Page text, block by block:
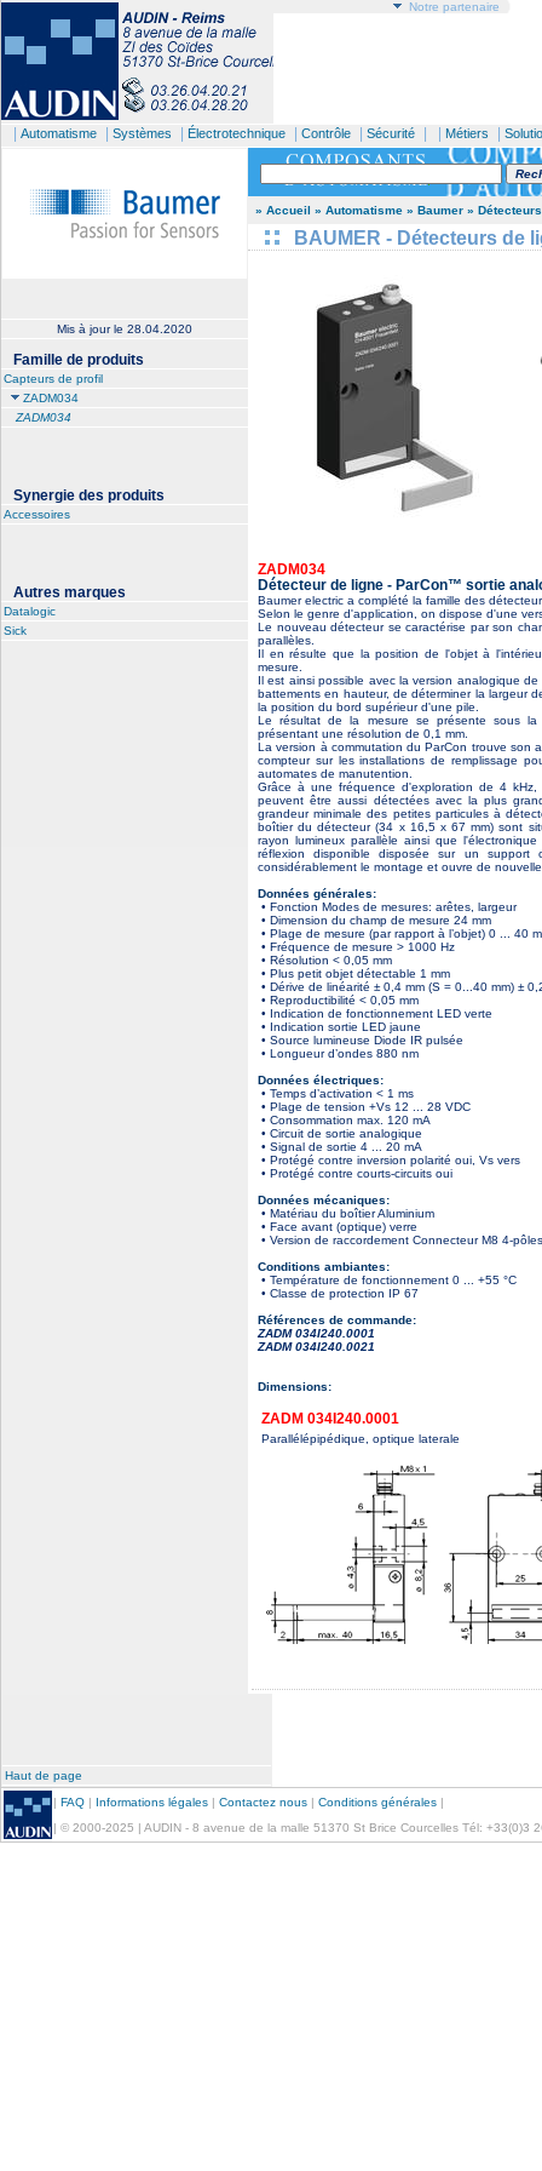
Notre partenaire
Automatisme Systèmes Électrotechnique Contrôle Sécurité Métiers
Mis à jour le 28.04.2020
Famille de produits
Capteurs de profil
ZADM034
ZADM034
Synergie des produits
Accessoires
Autres marques
Datalogic
Sick
» Accueil » Automatisme » Baumer »
BAUMER - Détecteurs de
ZADM034
Détecteur de ligne - ParCon™ sortie
Baumer electric a complété la famille des
Selon le genre d'application, on dispose d'une
Le nouveau détecteur se caractérise par son
parallèles.
Il en résulte que la position de l'objet à
mesure.
Il est ainsi possible avec la version analogique
battements en hauteur, de déterminer la largeur
la position du bord supérieur d'une pile.
Le résultat de la mesure se présente sous la
présentant une résolution de 0,1 mm.
La version à commutation du ParCon trouve son
compteur sur les installations de remplissage
automates de manutention.
Grâce à une fréquence d'exploration de 4
peuvent être aussi détectées avec la plus
grandeur minimale des petites particules à
boîtier du détecteur (34 x 16,5 x 67 mm) sont
rayon lumineux parallèle ainsi que
réflexion disponible disposée sur un
considérablement le montage et ouvre de
Données générales:
• Fonction Modes de mesures: arêtes, largeur
• Dimension du champ de mesure 24 mm
• Plage de mesure (par rapport à l’objet) 0 ... 40
• Fréquence de mesure > 1000 Hz
• Résolution < 0,05 mm
• Plus petit objet détectable 1 mm
• Dérive de linéarité ± 0,4 mm (S = 0...40 mm) ±
• Reproductibilité < 0,05 mm
• Indication de fonctionnement LED verte
• Indication sortie LED jaune
• Source lumineuse Diode IR pulsée
• Longueur d’ondes 880 nm
Données électriques:
• Temps d’activation < 1 ms
• Plage de tension +Vs 12 ... 28 VDC
• Consommation max. 120 mA
• Circuit de sortie analogique
• Signal de sortie 4 ... 20 mA
• Protégé contre inversion polarité oui, Vs vers
• Protégé contre courts-circuits oui
Données mécaniques:
• Matériau du boîtier Aluminium
• Face avant (optique) verre
• Version de raccordement Connecteur M8 4-pôles
Conditions ambiantes:
• Température de fonctionnement 0 ... +55 °C
• Classe de protection IP 67
Références de commande:
ZADM 034I240.0001
ZADM 034I240.0021
Dimensions:
ZADM 034I240.0001
Parallélépipédique, optique laterale
Haut de page
| FAQ | Informations légales | Contactez nous | Conditions générales |
| © 2000-2025 | AUDIN - 8 avenue de la malle 51370 St Brice Courcelles Tél: